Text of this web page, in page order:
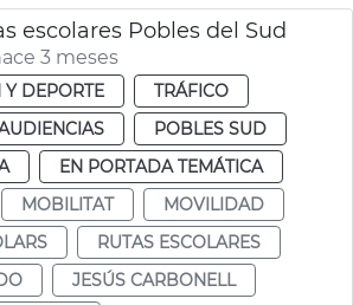
escolares Pobles del Sud
3 meses
DEPORTE
TRÁFICO
POBLES SUD
EN PORTADA TEMÁTICA
MOBILITAT
MOVILIDAD
RUTAS ESCOLARES
JESÚS CARBONELL